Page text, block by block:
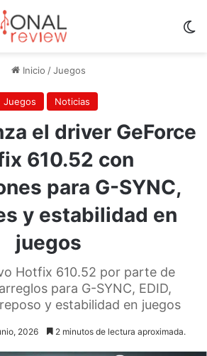
Inicio / Juegos
Juegos Noticias
el driver GeForce
610.52 con
para G-SYNC,
y estabilidad en
juegos
Hotfix 610.52 por parte de
para G-SYNC, EDID,
y estabilidad en juegos
2026 2 minutos de lectura aproximada.